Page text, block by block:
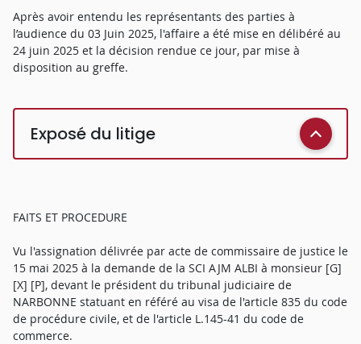
Après avoir entendu les représentants des parties à
l’audience du 03 Juin 2025, l'affaire a été mise en délibéré au
24 juin 2025 et la décision rendue ce jour, par mise à
disposition au greffe.
Exposé du litige
FAITS ET PROCEDURE
Vu l'assignation délivrée par acte de commissaire de justice le
15 mai 2025 à la demande de la SCI AJM ALBI à monsieur [G]
[X] [P], devant le président du tribunal judiciaire de
NARBONNE statuant en référé au visa de l'article 835 du code
de procédure civile, et de l'article L.145-41 du code de
commerce.